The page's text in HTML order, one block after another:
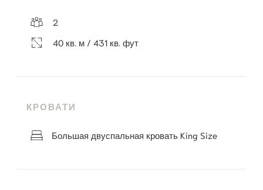
2
40 кв. м / 431 кв. фут
КРОВАТИ
Большая двуспальная кровать King Size